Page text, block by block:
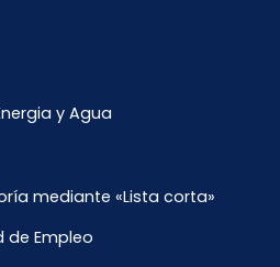
y Agua
mediante «Lista corta»
de Empleo